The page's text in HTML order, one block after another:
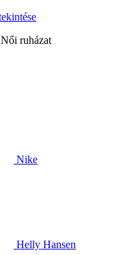
Női ruházat
Nike
Helly Hansen